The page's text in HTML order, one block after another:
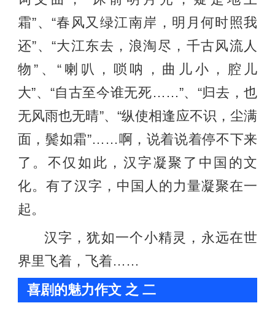
霜”、“春风又绿江南岸，明月何时照我
还”、“大江东去，浪淘尽，千古风流人
物”、“喇叭，唢呐，曲儿小，腔儿
大”、“自古至今谁无死……”、“归去，也
无风雨也无晴”、“纵使相逢应不识，尘满
面，鬓如霜”……啊，说着说着停不下来
了。不仅如此，汉字凝聚了中国的文
化。有了汉字，中国人的力量凝聚在一
起。
汉字，犹如一个小精灵，永远在世
界里飞着，飞着……
喜剧的魅力作文 之 二